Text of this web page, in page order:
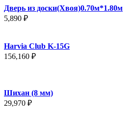
Дверь из доски(Хвоя)0.70м*1.80м
5,890 ₽
Harvia Club K-15G
156,160 ₽
Шихан (8 мм)
29,970 ₽